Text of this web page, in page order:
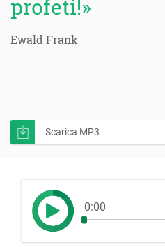
profeti!»
Ewald Frank
Scarica MP3
0:00